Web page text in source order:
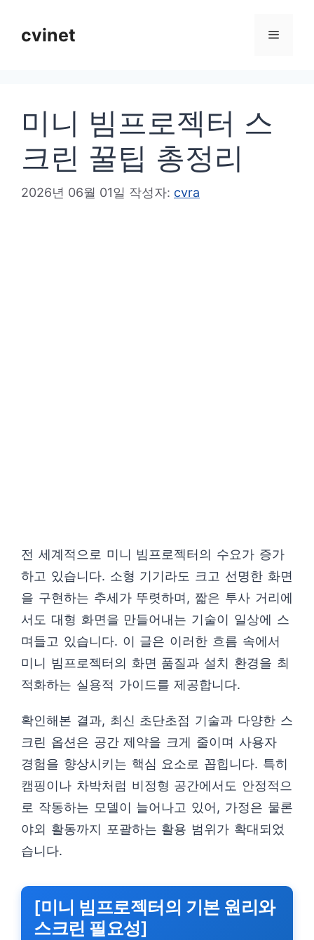
cvinet 메
미니 빔프로젝터 스
크린 꿀팁 총정리
2026년 06월 01일 작성자: cvra
전 세계적으로 미니 빔프로젝터의 수요가 증가
하고 있습니다. 소형 기기라도 크고 선명한 화면
을 구현하는 추세가 뚜렷하며, 짧은 투사 거리에
서도 대형 화면을 만들어내는 기술이 일상에 스
며들고 있습니다. 이 글은 이러한 흐름 속에서
미니 빔프로젝터의 화면 품질과 설치 환경을 최
적화하는 실용적 가이드를 제공합니다.
확인해본 결과, 최신 초단초점 기술과 다양한 스
크린 옵션은 공간 제약을 크게 줄이며 사용자
경험을 향상시키는 핵심 요소로 꼽힙니다. 특히
캠핑이나 차박처럼 비정형 공간에서도 안정적으
로 작동하는 모델이 늘어나고 있어, 가정은 물론
야외 활동까지 포괄하는 활용 범위가 확대되었
습니다.
[미니 빔프로젝터의 기본 원리와
스크린 필요성]